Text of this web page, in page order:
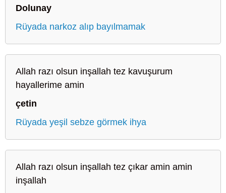
Dolunay
Rüyada narkoz alıp bayılmamak
Allah razı olsun inşallah tez kavuşurum
hayallerime amin
çetin
Rüyada yeşil sebze görmek ihya
Allah razı olsun inşallah tez çıkar amin amin
inşallah